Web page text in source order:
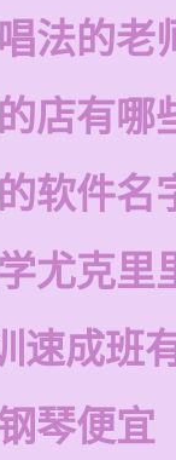
法的老
店有哪
软件名
尤克里
速成班
琴便宜